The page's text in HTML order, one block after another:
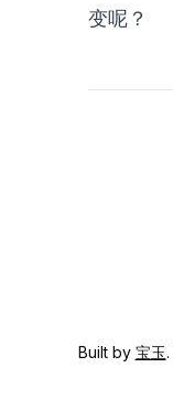
变呢？
Built by 宝玉.